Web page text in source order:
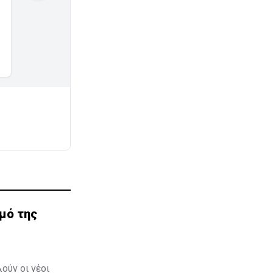
της
οι νέοι